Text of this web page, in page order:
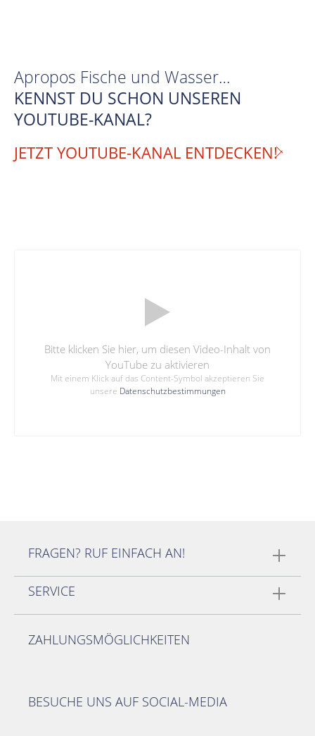
Apropos Fische und Wasser…
KENNST DU SCHON UNSEREN
YOUTUBE-KANAL?
JETZT YOUTUBE-KANAL ENTDECKEN!
Bitte klicken Sie hier, um diesen Video-Inhalt von
YouTube zu aktivieren
Mit einem Klick auf das Content-Symbol akzeptieren Sie
unsere Datenschutzbestimmungen
FRAGEN? RUF EINFACH AN!
SERVICE
ZAHLUNGSMÖGLICHKEITEN
BESUCHE UNS AUF SOCIAL-MEDIA